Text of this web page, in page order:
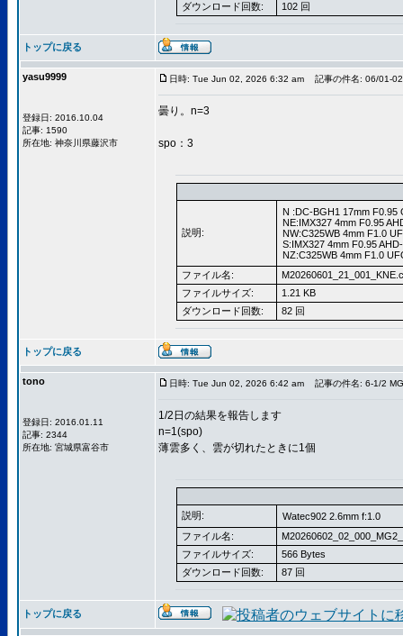
ダウンロード回数:
102 回
トップに戻る
yasu9999
登録日: 2016.10.04
記事: 1590
所在地: 神奈川県藤沢市
日時: Tue Jun 02, 2026 6:32 am 記事の件名: 06/01-
曇り。n=3
spo：3
説明:
N :DC-BGH1 17mm F0.95
NE:IMX327 4mm F0.95
NW:C325WB 4mm F1.0
S:IMX327 4mm F0.95
NZ:C325WB 4mm F1.0
ファイル名:
ファイルサイズ:
1.21 KB
ダウンロード回数:
82 回
トップに戻る
tono
登録日: 2016.01.11
記事: 2344
所在地: 宮城県富谷市
日時: Tue Jun 02, 2026 6:42 am 記事の件名: 6-1/2
1/2日の結果を報告します
n=1(spo)
薄雲多く、雲が切れたときに1個
説明:
Watec902 2.6mm f:1.0
ファイル名:
ファイルサイズ:
566 Bytes
ダウンロード回数:
87 回
トップに戻る